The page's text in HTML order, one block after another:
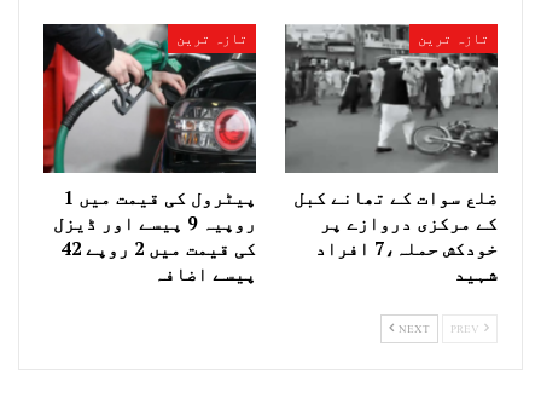
تازہ ترین
ضلع سوات کے تھانے کبل
کے مرکزی دروازے پر
خودکش حملہ،7 افراد
شہید
تازہ ترین
پیٹرول کی قیمت میں 1
روپیہ 9 پیسے اور ڈیزل
کی قیمت میں 2 روپے 42
پیسے اضافہ
NEXT